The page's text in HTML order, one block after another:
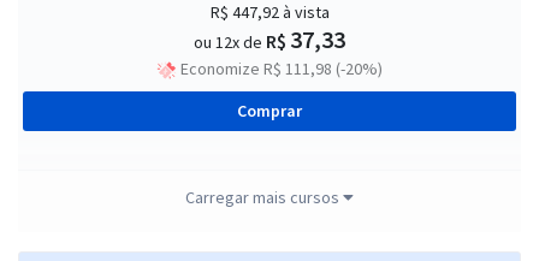
R$ 447,92à vista
ou 12x de R$ 37,33
Economize R$ 111,98 (-20%)
Comprar
Todos os Cargos - Exceto para os Cargos de Perito e
Carregar mais cursos